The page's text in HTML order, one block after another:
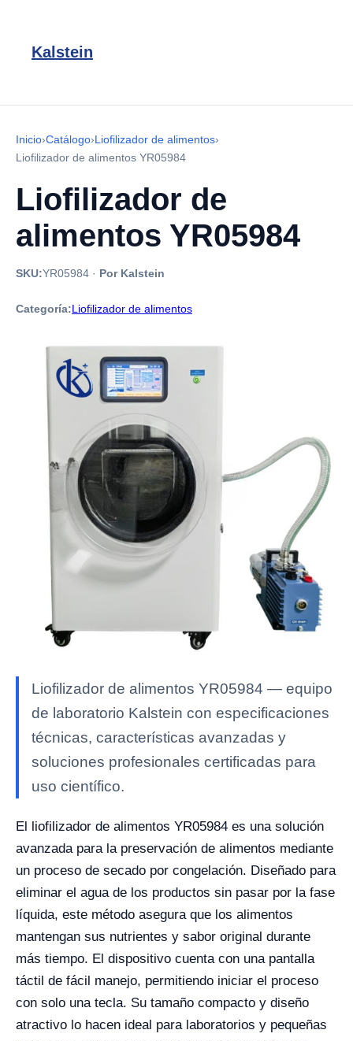
Kalstein
Inicio›Catálogo›Liofilizador de alimentos›
Liofilizador de alimentos YR05984
Liofilizador de
alimentos YR05984
SKU:YR05984 · Por Kalstein
Categoría:Liofilizador de alimentos
Liofilizador de alimentos YR05984 — equipo
de laboratorio Kalstein con especificaciones
técnicas, características avanzadas y
soluciones profesionales certificadas para
uso científico.
El liofilizador de alimentos YR05984 es una solución
avanzada para la preservación de alimentos mediante
un proceso de secado por congelación. Diseñado para
eliminar el agua de los productos sin pasar por la fase
líquida, este método asegura que los alimentos
mantengan sus nutrientes y sabor original durante
más tiempo. El dispositivo cuenta con una pantalla
táctil de fácil manejo, permitiendo iniciar el proceso
con solo una tecla. Su tamaño compacto y diseño
atractivo lo hacen ideal para laboratorios y pequeñas